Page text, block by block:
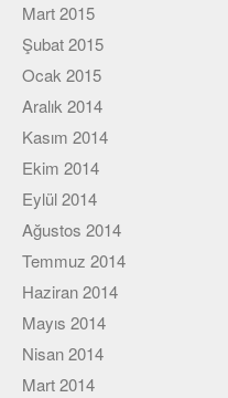
Mart 2015
Şubat 2015
Ocak 2015
Aralık 2014
Kasım 2014
Ekim 2014
Eylül 2014
Ağustos 2014
Temmuz 2014
Haziran 2014
Mayıs 2014
Nisan 2014
Mart 2014